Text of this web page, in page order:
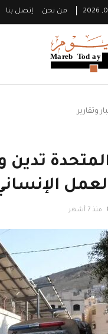
من نحن إتصل بنا
وتقارير
منذ 7 أشهر